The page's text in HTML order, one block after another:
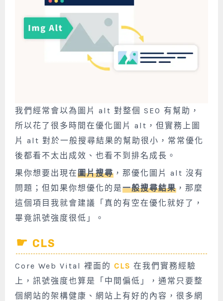
我們經常會以為 圖片 alt 對整個 SEO 有幫助，
所以花了很多時間在優化圖片 alt，但實務上圖
片 alt 對於一般搜尋結果的幫助很小，常常優化
後都看不太出成效、也看不到排名成長。
果你想要出現在圖片搜尋 ，那優化圖片 alt 沒有
問題；但如果你想優化的是一般搜尋結果 ，那麼
這個項目我就會建議「真的有空在優化就好了，
畢竟訊號強度很低」。
CLS
Core Web Vital 裡面的 CLS 在我們實務經驗
上，訊號強度也算是「中間偏低」，通常只要整
個網站的架構健康、網站上有好的內容，很多網